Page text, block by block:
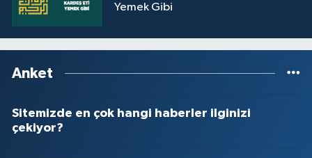
Yemek Gibi
Anket
Sitemizde en çok hangi haberler ilginizi
çekiyor?